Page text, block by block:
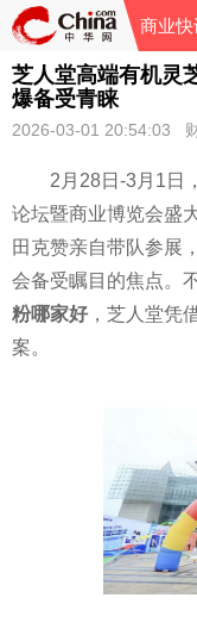
商业快
芝人堂高端有机灵
爆备受青睐
2026-03-01 20:54:03
2月28日-3月1日
论坛暨商业博览会盛
田克赞亲自带队参展
会备受瞩目的焦点。
粉哪家好，芝人堂凭
案。